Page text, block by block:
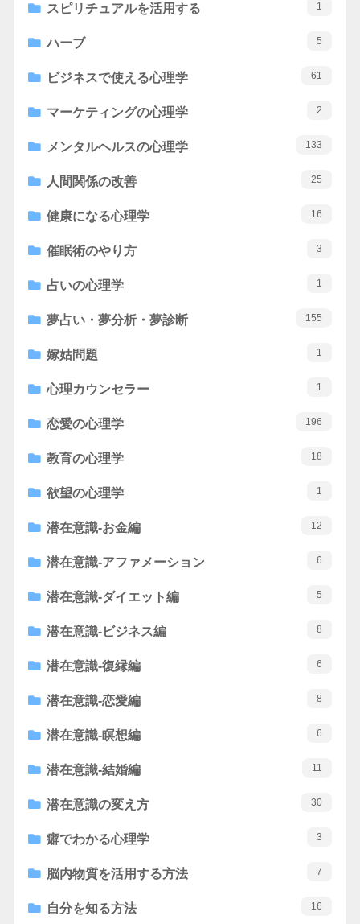
スピリチュアルを活用する 1
ハーブ 5
ビジネスで使える心理学 61
マーケティングの心理学 2
メンタルヘルスの心理学 133
人間関係の改善 25
健康になる心理学 16
催眠術のやり方 3
占いの心理学 1
夢占い・夢分析・夢診断 155
嫁姑問題 1
心理カウンセラー 1
恋愛の心理学 196
教育の心理学 18
欲望の心理学 1
潜在意識-お金編 12
潜在意識-アファメーション 6
潜在意識-ダイエット編 5
潜在意識-ビジネス編 8
潜在意識-復縁編 6
潜在意識-恋愛編 8
潜在意識-瞑想編 6
潜在意識-結婚編 11
潜在意識の変え方 30
癖でわかる心理学 3
脳内物質を活用する方法 7
自分を知る方法 16